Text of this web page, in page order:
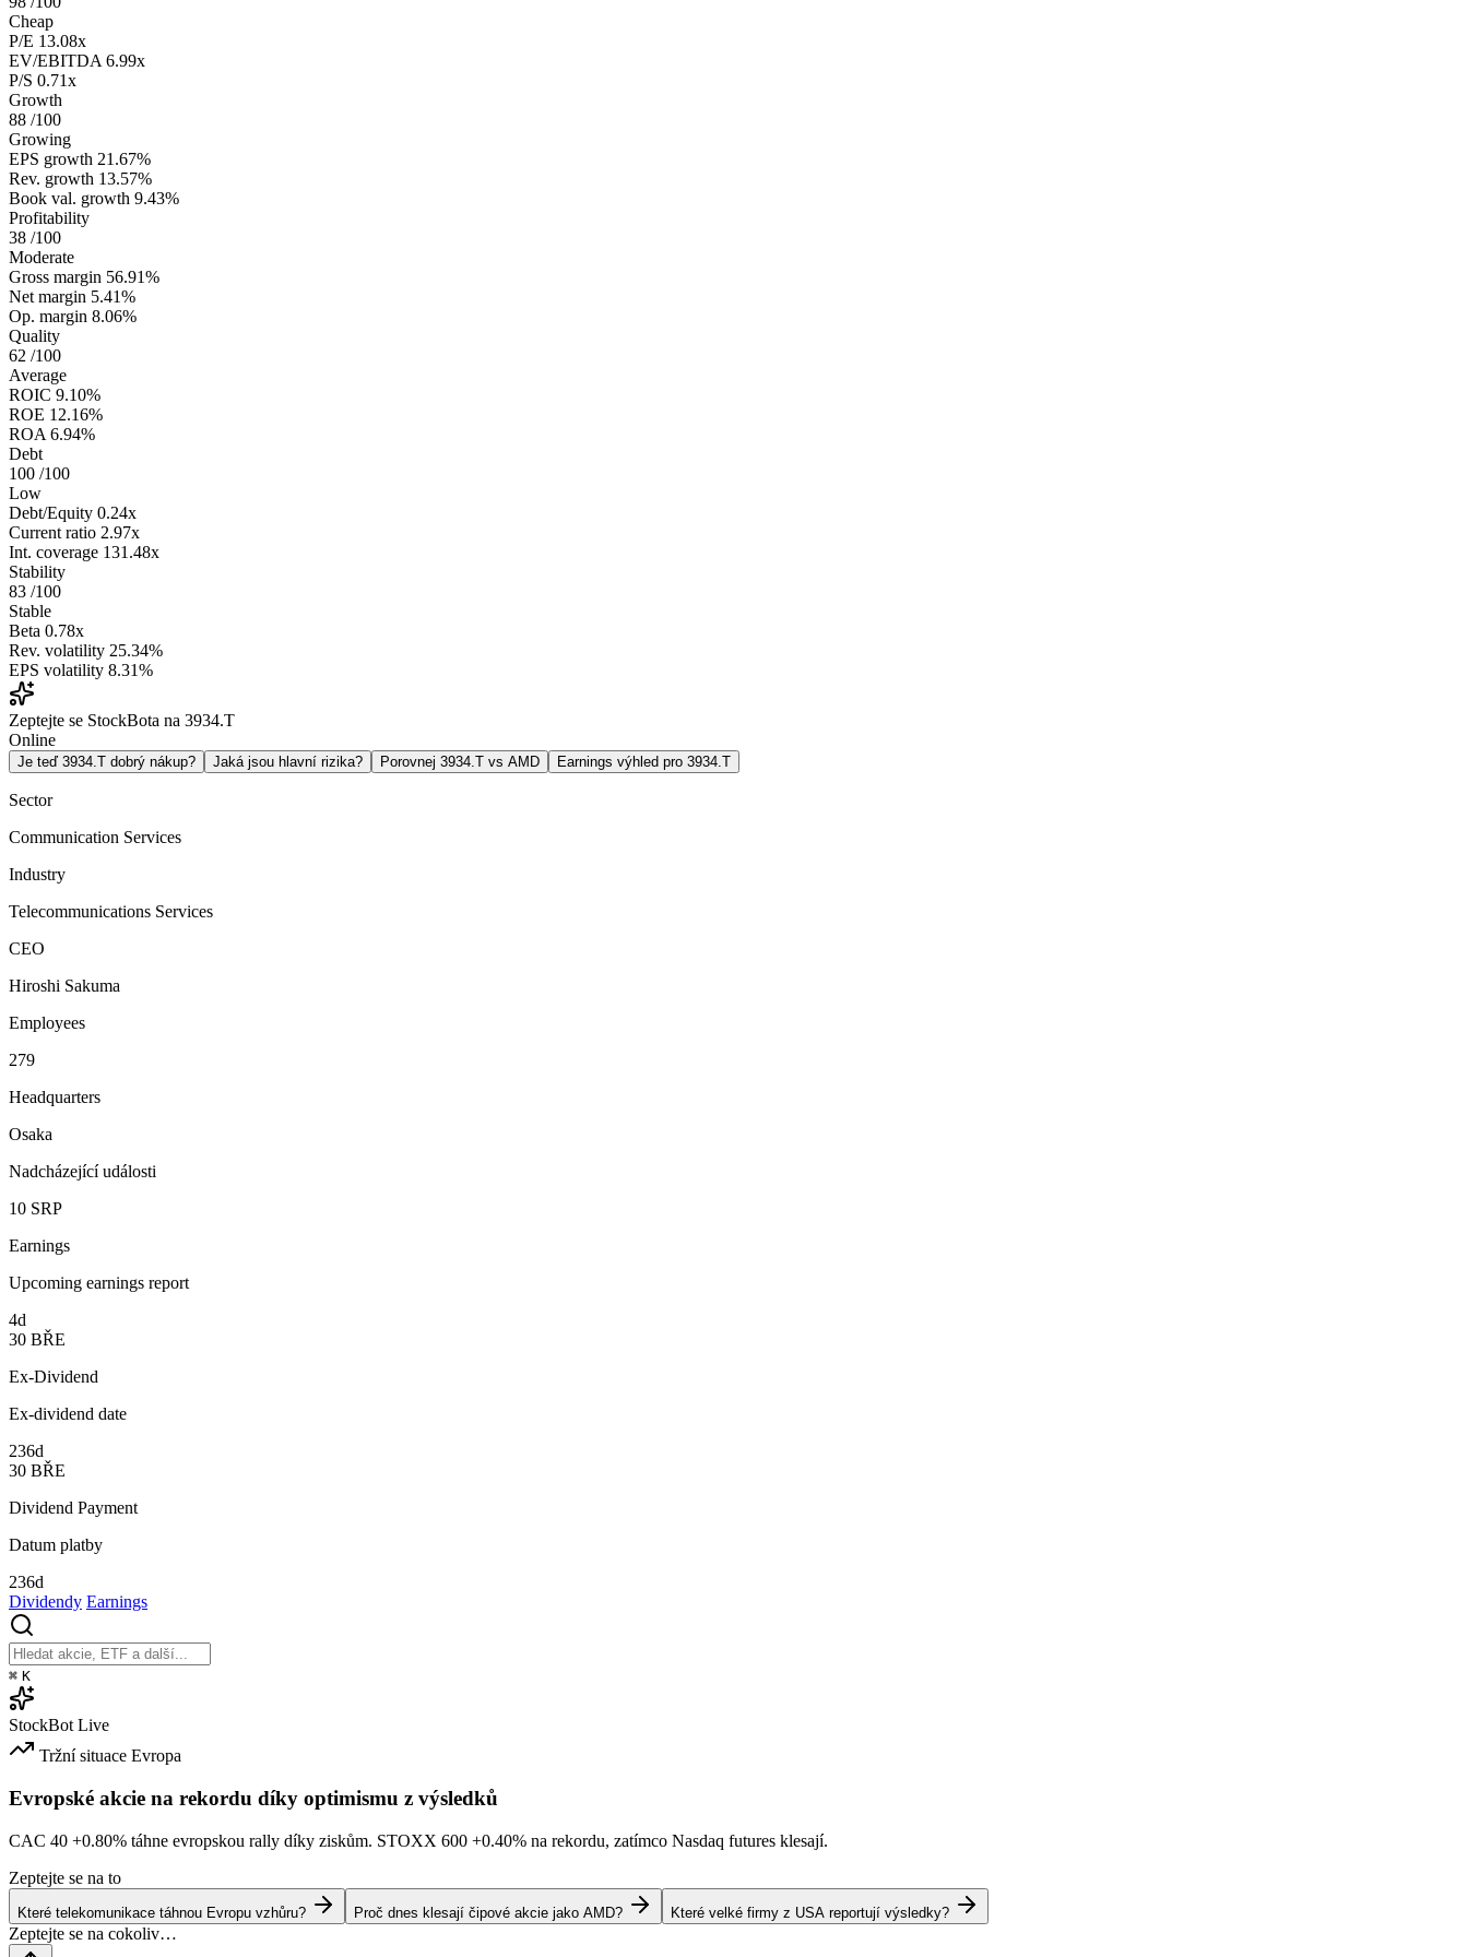
Cheap
P/E 13.08x
EV/EBITDA 6.99x
P/S 0.71x
Growth
88 /100
Growing
EPS growth 21.67%
Rev. growth 13.57%
Book val. growth 9.43%
Profitability
38 /100
Moderate
Gross margin 56.91%
Net margin 5.41%
Op. margin 8.06%
Quality
62 /100
Average
ROIC 9.10%
ROE 12.16%
ROA 6.94%
Debt
100 /100
Low
Debt/Equity 0.24x
Current ratio 2.97x
Int. coverage 131.48x
Stability
83 /100
Stable
Beta 0.78x
Rev. volatility 25.34%
EPS volatility 8.31%
Zeptejte se StockBota na 3934.T
Online
Je teď 3934.T dobrý nákup? Jaká jsou hlavní rizika? Porovnej 3934.T vs AMD Earnings výhled pro 3934.T
Sector
Communication Services
Industry
Telecommunications Services
CEO
Hiroshi Sakuma
Employees
279
Headquarters
Osaka
Nadcházející události
10 SRP
Earnings
Upcoming earnings report
4d
30 BŘE
Ex-Dividend
Ex-dividend date
236d
30 BŘE
Dividend Payment
Datum platby
236d
Dividendy Earnings
⌘ K
StockBot Live
Tržní situace Evropa
Evropské akcie na rekordu díky optimismu z výsledků
CAC 40 +0.80% táhne evropskou rally díky ziskům. STOXX 600 +0.40% na rekordu, zatímco Nasdaq futures klesají.
Zeptejte se na to
Které telekomunikace táhnou Evropu vzhůru? Proč dnes klesají čipové akcie jako AMD? Které velké firmy z USA reportují výsledky?